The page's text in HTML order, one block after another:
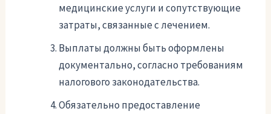
медицинские услуги и сопутствующие
затраты, связанные с лечением.
Выплаты должны быть оформлены
документально, согласно требованиям
налогового законодательства.
Обязательно предоставление